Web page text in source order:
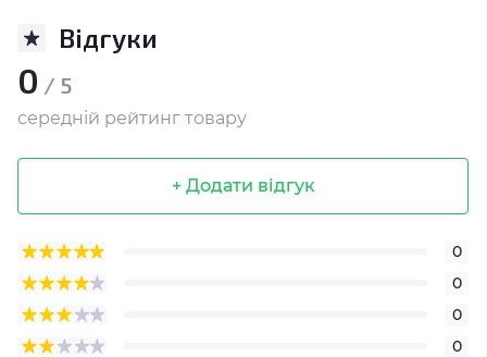
Відгуки
0 / 5
середній рейтинг товару
+ Додати відгук
0
0
0
0